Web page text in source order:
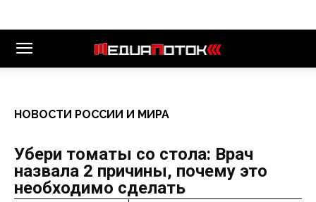
НОВОСТИ РОССИИ И МИРА
Убери томаты со стола: Врач
назвала 2 причины, почему это
необходимо сделать